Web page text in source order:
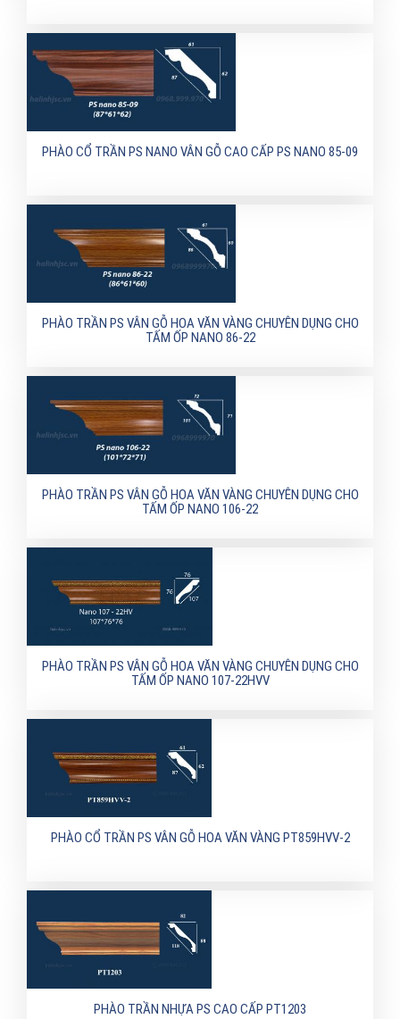
PHÀO CỔ TRẦN PS NANO VÂN GỖ CAO CẤP PS NANO 85-09
PHÀO TRẦN PS VÂN GỖ HOA VĂN VÀNG CHUYÊN DỤNG CHO
TẤM ỐP NANO 86-22
PHÀO TRẦN PS VÂN GỖ HOA VĂN VÀNG CHUYÊN DỤNG CHO
TẤM ỐP NANO 106-22
PHÀO TRẦN PS VÂN GỖ HOA VĂN VÀNG CHUYÊN DỤNG CHO
TẤM ỐP NANO 107-22HVV
PHÀO CỔ TRẦN PS VÂN GỖ HOA VĂN VÀNG PT859HVV-2
PHÀO TRẦN NHỰA PS CAO CẤP PT1203